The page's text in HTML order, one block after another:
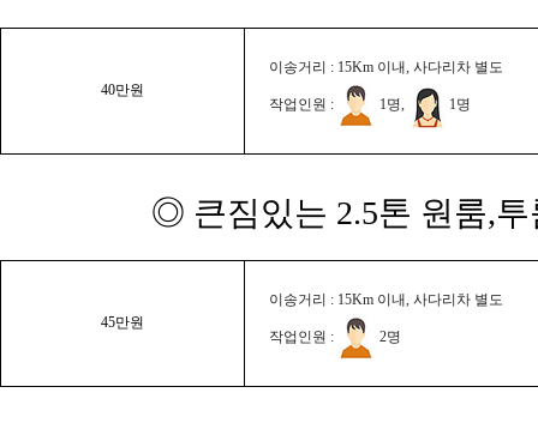
40만원
이송거리 : 15Km 이내, 사다리차 별도
작업인원 : 1명, 1명
◎ 큰짐있는 2.5톤 원룸,
45만원
이송거리 : 15Km 이내, 사다리차 별도
작업인원 : 2명